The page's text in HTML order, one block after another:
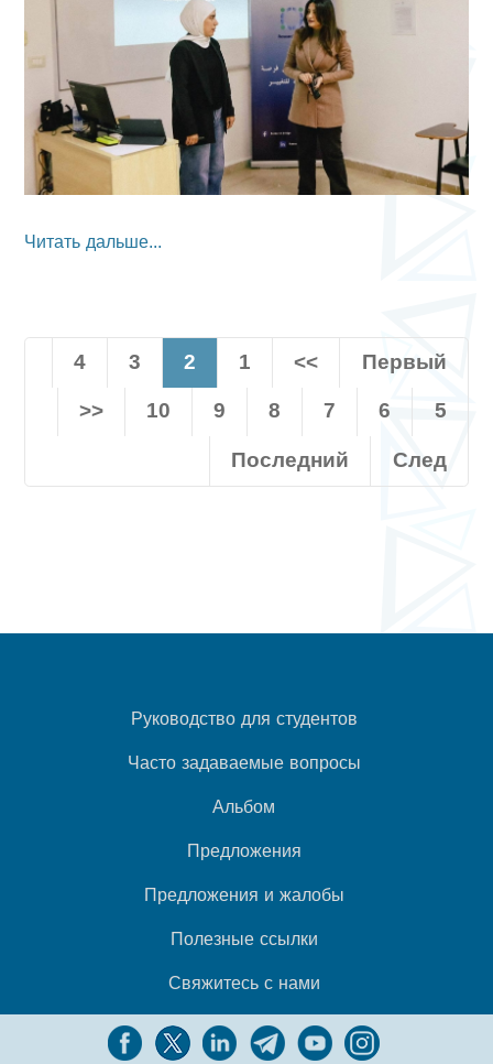
Читать дальше...
Первый
<<
1
2
3
4
5
6
7
8
9
10
>>
След
Последний
Руководство для студентов
Часто задаваемые вопросы
Альбом
Предложения
Предложения и жалобы
Полезные ссылки
Свяжитесь с нами